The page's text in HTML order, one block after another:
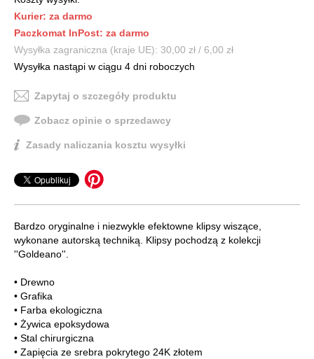
Kurier: za darmo
Paczkomat InPost: za darmo
Wysyłka zagraniczna (kraje UE): 30,00 zł / 6,00 zł
Wysyłka nastąpi w ciągu 4 dni roboczych
Zapytaj o szczegóły produktu
Zobacz opinie o sprzedawcy
Zasady naliczania kosztu wysyłki
Bardzo oryginalne i niezwykle efektowne klipsy wiszące,
wykonane autorską techniką. Klipsy pochodzą z kolekcji
''Goldeano''.
• Drewno
• Grafika
• Farba ekologiczna
• Żywica epoksydowa
• Stal chirurgiczna
• Zapięcia ze srebra pokrytego 24K złotem